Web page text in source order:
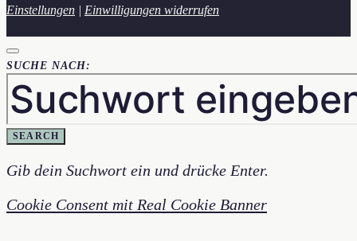
Einstellungen | Einwilligungen widerrufen
SUCHE NACH:
SEARCH
Gib dein Suchwort ein und drücke Enter.
Cookie Consent mit Real Cookie Banner